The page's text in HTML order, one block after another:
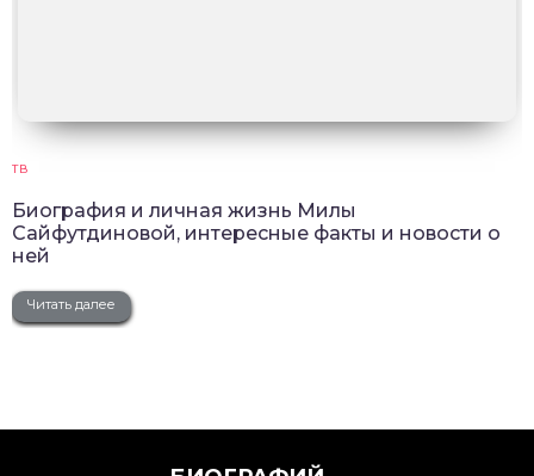
ТВ
Биография и личная жизнь Милы
Сайфутдиновой, интересные факты и новости о
ней
Читать далее